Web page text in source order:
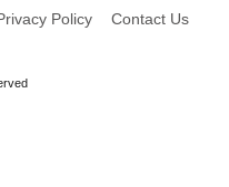
Policy Contact Us